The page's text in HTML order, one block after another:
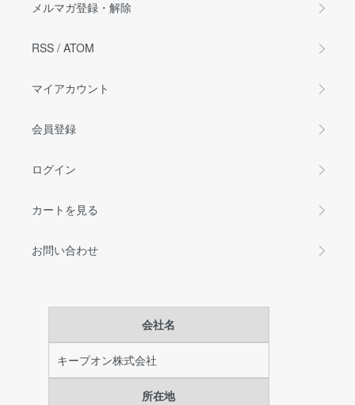
メルマガ登録・解除
RSS / ATOM
マイアカウント
会員登録
ログイン
カートを見る
お問い合わせ
会社名
キープオン株式会社
所在地